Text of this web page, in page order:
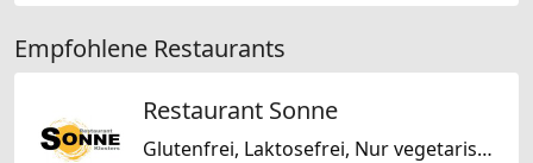
Empfohlene Restaurants
Restaurant Sonne
Glutenfrei, Laktosefrei, Nur vegetarisch, Europäisch, International, Schweizerisch